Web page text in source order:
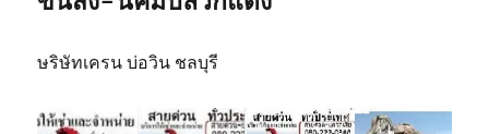
ษริษัทเครน บ่อวิน ชลบุรี